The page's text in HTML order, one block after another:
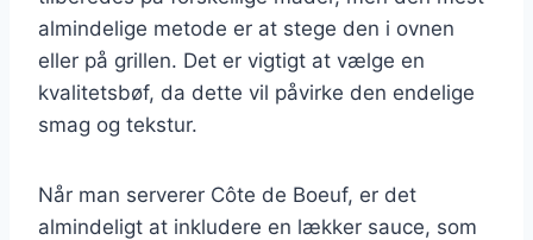
almindelige metode er at stege den i ovnen
eller på grillen. Det er vigtigt at vælge en
kvalitetsbøf, da dette vil påvirke den endelige
smag og tekstur.
Når man serverer Côte de Boeuf, er det
almindeligt at inkludere en lækker sauce, som